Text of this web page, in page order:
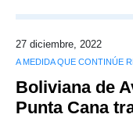
27 diciembre, 2022
A MEDIDA QUE CONTINÚE
Boliviana de
Punta Cana